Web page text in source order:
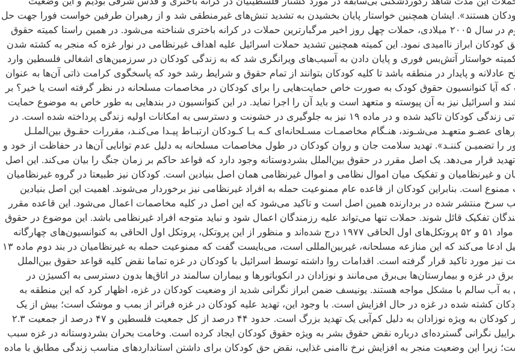
هستند». ایشان همچنین خواستار پایان بخشیدن به تشدید تنش‌های غیرمنطقی شد و از رهبران طرفین خواست فورا جهت حل
مناقشه‌ مابین خود تلاش کنند و اشاره نموده‌اند‌ که از زمان پایان انتفاضه دوم در سال ۲۰۰۵ میلادی‌، حملات چهل روز اخیر مرگبارترین حملات در کرانه‌ باختری شناخته می‌شود. در همین راستا کمیته‌ حقوق
کرد و در آن از رنج عمیق کودکان ابراز ناامیدی نمود. این کمیته همچنین تشدید حملات اسرائیل علیه اهداف غیرنظامی در نوار غزه که منجر به کشته شدن
این کمیته خواستار آتش‌بس فوری و پایان دادن به آسیب‌های ویرانگری شد که به زندگی کودکان در سرزمین‌های اشغالی فلسطین وارد
و پایدار در منطقه باشد تا کلیه کودکان بتوانند از تمام حقوق و شرایط رشد خود که پاسخگوی کرامت ذاتی آن‌ها به عنوان
آیا کنوانسیون حقوق کودک به ‌صورت خاص حمایت‌هایی را برای کودکان در مخاصمات مسلحانه در نظر گرفته است یا خیر؟‌ بر
اسرائیل نیز به آن پیوسته و متعهد است و باید آن را اجرا نماید. در این کنوانسیون در بندهایی به ‌طور خاص به موضوع حمایت
از کودکان اشاره شده است؛ به عنوان مثال در ماده‌ ۶ به صراحت بر حق ذاتی زندگی کودکان تاکید شده و در ماده‌ ۱۹ نیز به جلوگیری در خشونت و دسترسی به امکانات اولیه‌ زندگی پرداخته شده است. در
یک ماده‌ ۳۸) اشعار می‌دارد:«کشـورهای عضـو متعهـد می‌شـوند، هنـگام مخاصمـات مسـلحانه‌ای کـه بـا کـودکان ارتبـاط پیـدا می‌کنـد، مقررات حقـوق بین‌الملـل
را تضمیـن کننـد». تهدید سلامت جان و روان کودکان در طول مخاصمات مسلحانه به دلیل عدم توانایی آن‌ها در حفاظت از خود و
قرار می‌دهد. یک اصل مقرر در حقوق بین‌الملل بشردوستانه وجود دارد که قواعد حاکم بر زمان جنگ را بیان می‌کند. این اصل
غیرنظامیان و تفکیک میان اموال نظامی و اموال غیرنظامی همان اصل بنیادین است. کودکان نیز طبیعتا در گروه غیرنظامیان
به ‌عنوان رزمنده در مخاصمات ممنوع است. بنابراین کودکان از قاعده عام ممنوعیت حمله به افراد غیرنظامی نیز برخوردار می‌شوند. اهمیت این اصل بنیادین
سرخ منتشر شده در بردارنده همین اصل است و تاکید می‌شود که این اصل در کلیه مخاصمات اعمال می‌شود. این قاعده مقرر
تفکیک قائل شوند. حملات تنها می‌تواند علیه رزمندگان اعمال شود و نباید متوجه افراد غیرنظامی باشد. این موضوع در حقوق
بین‌الملل نیز ذکر گردیده است و به صورت مشخص در مواد ۴۸ و بندهای 2 مواد ۵۱ و ۵۲ پروتکل‌های اول الحاقی ۱۹۷۷ درج شده‌اند و منظور از این پروتکل، پروتکل اول الحاقی به کنوانسیون‌های چهارگانه
ژنو که ناظر بر مخاصمات مسلحانه بین‌المللی است. باتوجه به این که اسرائیل ادعا می‌کند که این منازعه مسلحانه، غیربین‌المللی است‌، می‌بایست گفت که ممنوعیت حمله به غیرنظامیان در بند دوم ماده ۱۳
است نیز مورد تاکید قرار گرفته است. اقدامات روا داشته توسط اسرائیل با کودکان در غزه تماما نقض کلیه‌ قواعد حقوق بین‌الملل
غزه و بیمارستان‌ها بی‌برق می‌مانند و نوزادان در انکوباتورها و بیماران سالمند در اتاق‌ها بدون دسترسی به اکسیژن در
آب سالم با مشکل مواجه هستند. یونیسف ضمن ابراز نگرانی شدید از وضعیت کودکان در غزه، اظهار کرد که این منطقه به
کشته شده در غزه در حال افزایش است. با وجود این، تهدید علیه کودکان در غزه فراتر از بمب و موشک است؛ بیش از یک
میلیون کودک در غزه با بحران آب آشامیدنی سالم مواجه هستند و مرگ‌ومیر کودکان به‌ ویژه نوزادان به ‌دلیل کم‌آبی یک تهدید بزرگ است. حدود ۴۴ درصد از کل جمعیت فلسطین و ۴۷ درصد از جمعیت ۲.۳
نگرانی گسترده‌ای درباره نقض حقوق بشر به ‌ویژه حقوق کودکان ایجاد کرده است. وخامت بحران بشردوستانه در غزه سبب
زیرا این وضعیت منجر به افزایش نرخ ناامنی غذایی، نقض حق کودکان برای داشتن استاندارد‌های مناسب زندگی مطابق با ماده‌